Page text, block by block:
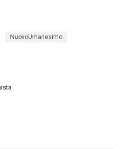
NuovoUmanesimo